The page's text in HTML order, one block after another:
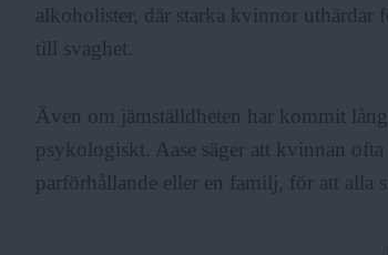
alkoholister, där starka kvinnor uthärdar
till svaghet.
Även om jämställdheten har kommit
psykologiskt. Aase säger att kvinnan
parförhållande eller en familj, för att alla